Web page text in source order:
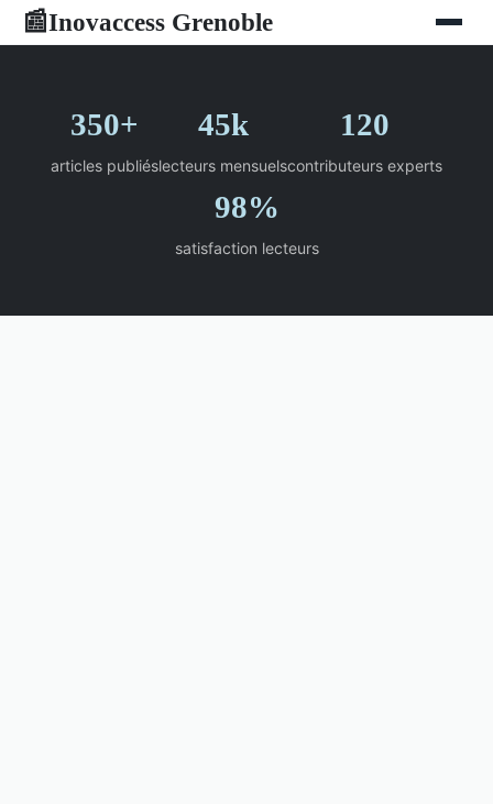
📰Inovaccess Grenoble
350+
articles publiés
45k
lecteurs mensuels
120
contributeurs experts
98%
satisfaction lecteurs